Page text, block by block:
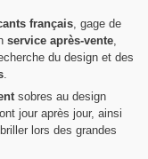
français, gage de
service après-vente,
du design et des
.
sobres au design
jour après jour, ainsi
lors des grandes